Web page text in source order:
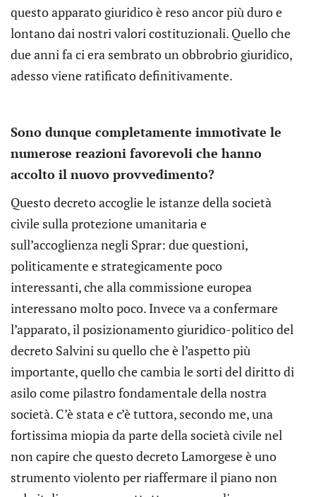
questo apparato giuridico è reso ancor più duro e
lontano dai nostri valori costituzionali. Quello che
due anni fa ci era sembrato un obbrobrio giuridico,
adesso viene ratificato definitivamente.
Sono dunque completamente immotivate le
numerose reazioni favorevoli che hanno
accolto il nuovo provvedimento?
Questo decreto accoglie le istanze della società
civile sulla protezione umanitaria e
sull’accoglienza negli Sprar: due questioni,
politicamente e strategicamente poco
interessanti, che alla commissione europea
interessano molto poco. Invece va a confermare
l’apparato, il posizionamento giuridico-politico del
decreto Salvini su quello che è l’aspetto più
importante, quello che cambia le sorti del diritto di
asilo come pilastro fondamentale della nostra
società. C’è stata e c’è tuttora, secondo me, una
fortissima miopia da parte della società civile nel
non capire che questo decreto Lamorgese è uno
strumento violento per riaffermare il piano non